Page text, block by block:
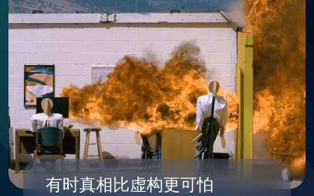
有时真相比虚构更可怕